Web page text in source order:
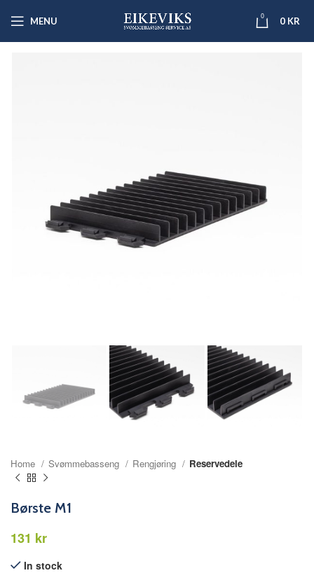
MENU 0 0 KR
Home Svømmebasseng Rengjøring Reservedele
Børste M1
kr
In stock